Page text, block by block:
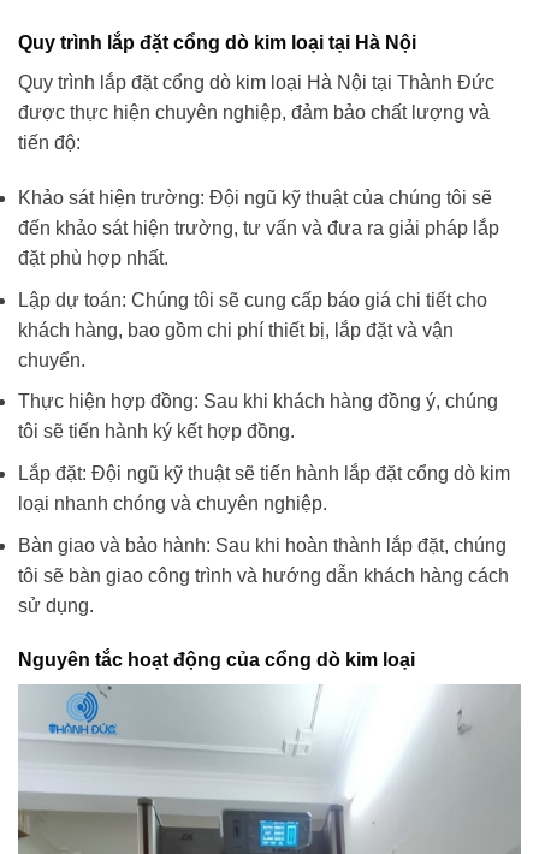
Quy trình lắp đặt cổng dò kim loại tại Hà Nội
Quy trình lắp đặt cổng dò kim loại Hà Nội tại Thành Đức
được thực hiện chuyên nghiệp, đảm bảo chất lượng và
tiến độ:
Khảo sát hiện trường: Đội ngũ kỹ thuật của chúng tôi sẽ
đến khảo sát hiện trường, tư vấn và đưa ra giải pháp lắp
đặt phù hợp nhất.
Lập dự toán: Chúng tôi sẽ cung cấp báo giá chi tiết cho
khách hàng, bao gồm chi phí thiết bị, lắp đặt và vận
chuyển.
Thực hiện hợp đồng: Sau khi khách hàng đồng ý, chúng
tôi sẽ tiến hành ký kết hợp đồng.
Lắp đặt: Đội ngũ kỹ thuật sẽ tiến hành lắp đặt cổng dò kim
loại nhanh chóng và chuyên nghiệp.
Bàn giao và bảo hành: Sau khi hoàn thành lắp đặt, chúng
tôi sẽ bàn giao công trình và hướng dẫn khách hàng cách
sử dụng.
Nguyên tắc hoạt động của cổng dò kim loại